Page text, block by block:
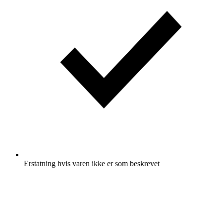
Erstatning hvis varen ikke er som beskrevet